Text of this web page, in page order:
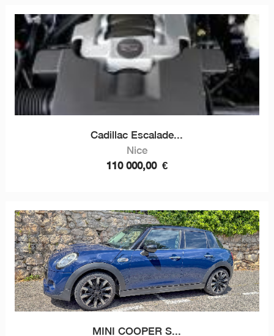
Cadillac Escalade...
Nice
110 000,00 €
MINI COOPER S...